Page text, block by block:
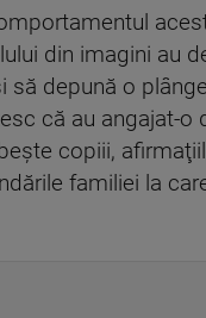
din imagini au
să depună o
că au angajat-o
copiii,
familiei la